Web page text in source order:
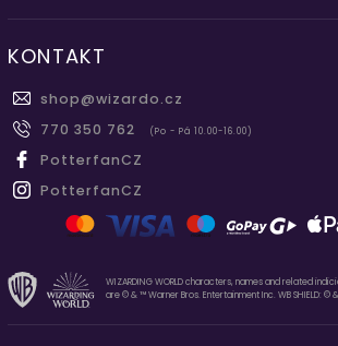
KONTAKT
shop@wizardo.cz
770 350 762
(Po - Pá 10.00-16.00)
PotterfanCZ
PotterfanCZ
WIZARDING WORLD characters, names and related
are © & ™ Warner Bros. Entertainment Inc. WB SHIELD: ©